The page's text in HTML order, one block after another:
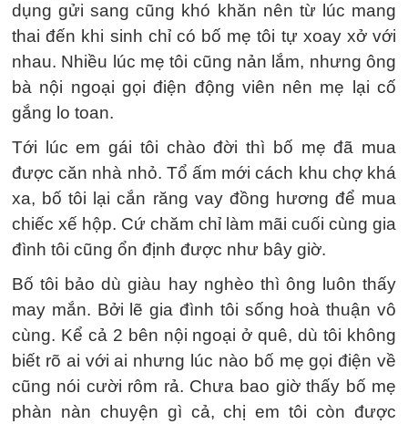
dụng gửi sang cũng khó khăn nên từ lúc mang
thai đến khi sinh chỉ có bố mẹ tôi tự xoay xở với
nhau. Nhiều lúc mẹ tôi cũng nản lắm, nhưng ông
bà nội ngoại gọi điện động viên nên mẹ lại cố
gắng lo toan.
Tới lúc em gái tôi chào đời thì bố mẹ đã mua
được căn nhà nhỏ. Tổ ấm mới cách khu chợ khá
xa, bố tôi lại cắn răng vay đồng hương để mua
chiếc xế hộp. Cứ chăm chỉ làm mãi cuối cùng gia
đình tôi cũng ổn định được như bây giờ.
Bố tôi bảo dù giàu hay nghèo thì ông luôn thấy
may mắn. Bởi lẽ gia đình tôi sống hoà thuận vô
cùng. Kể cả 2 bên nội ngoại ở quê, dù tôi không
biết rõ ai với ai nhưng lúc nào bố mẹ gọi điện về
cũng nói cười rôm rả. Chưa bao giờ thấy bố mẹ
phàn nàn chuyện gì cả, chị em tôi còn được